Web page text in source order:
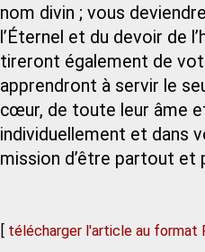
nom divin ; vous
l’Éternel et du devoir de
tireront également de
apprendront à servir le
cœur, de toute leur âme
individuellement et dans
mission d’être partout et
[ télécharger l'article au format